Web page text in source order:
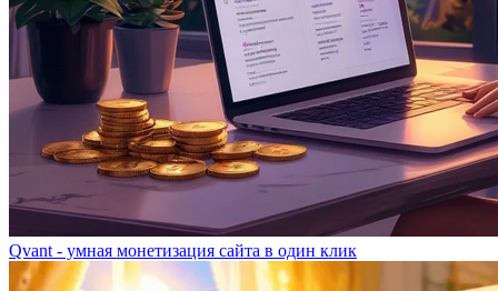
Qvant - умная монетизация сайта в один клик